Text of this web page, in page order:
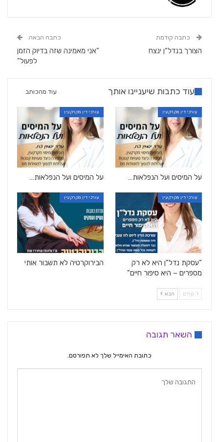
כתבה קודמת
הצורך בנדל"ן ינצח
כתבה הבאה
"אני מאמינה שזה בדיוק הזמן
לפעול"
עוד כתבות שיעניינו אותך עוד מהכותב
עורכי דין מקרקעין
על המיסים ועל הנפלאות…
עורכי דין מקרקעין
על המיסים ועל הנפלאות…
עורכי דין מקרקעין
"עסקת נדל"ן היא לא רק
מספרים – היא סיפור חיים"
עורכי דין מקרקעין
הבירוקרטיה לא תשבור אותי
קודם הבא
השאר תגובה
כתובת האימייל שלך לא תפורסם.